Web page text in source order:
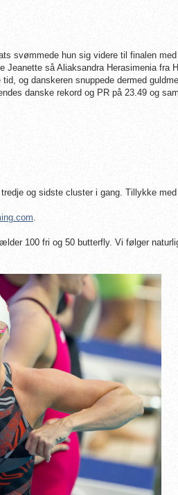
svømmede hun sig videre til finalen
Jeanette så Aliaksandra Herasimenia fra
og danskeren snuppede dermed
danske rekord og PR på 23.49 og
og sidste cluster i gang. Tillykke
.
100 fri og 50 butterfly. Vi følger